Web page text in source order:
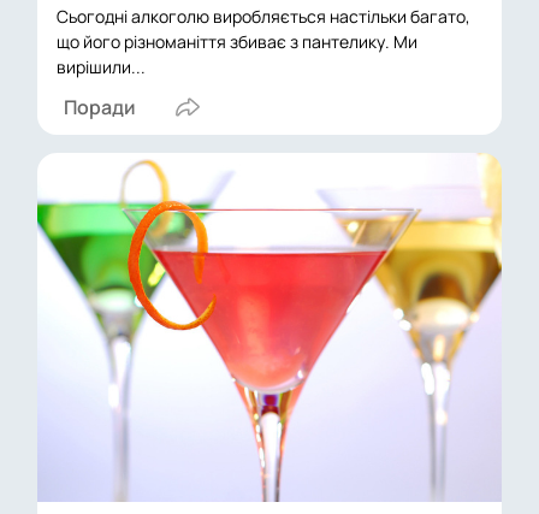
Сьогодні алкоголю виробляється настільки багато,
що його різноманіття збиває з пантелику. Ми
вирішили...
Поради